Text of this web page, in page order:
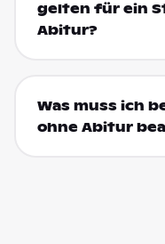
gelten für ein
Abitur?
Was muss ich
ohne Abitur